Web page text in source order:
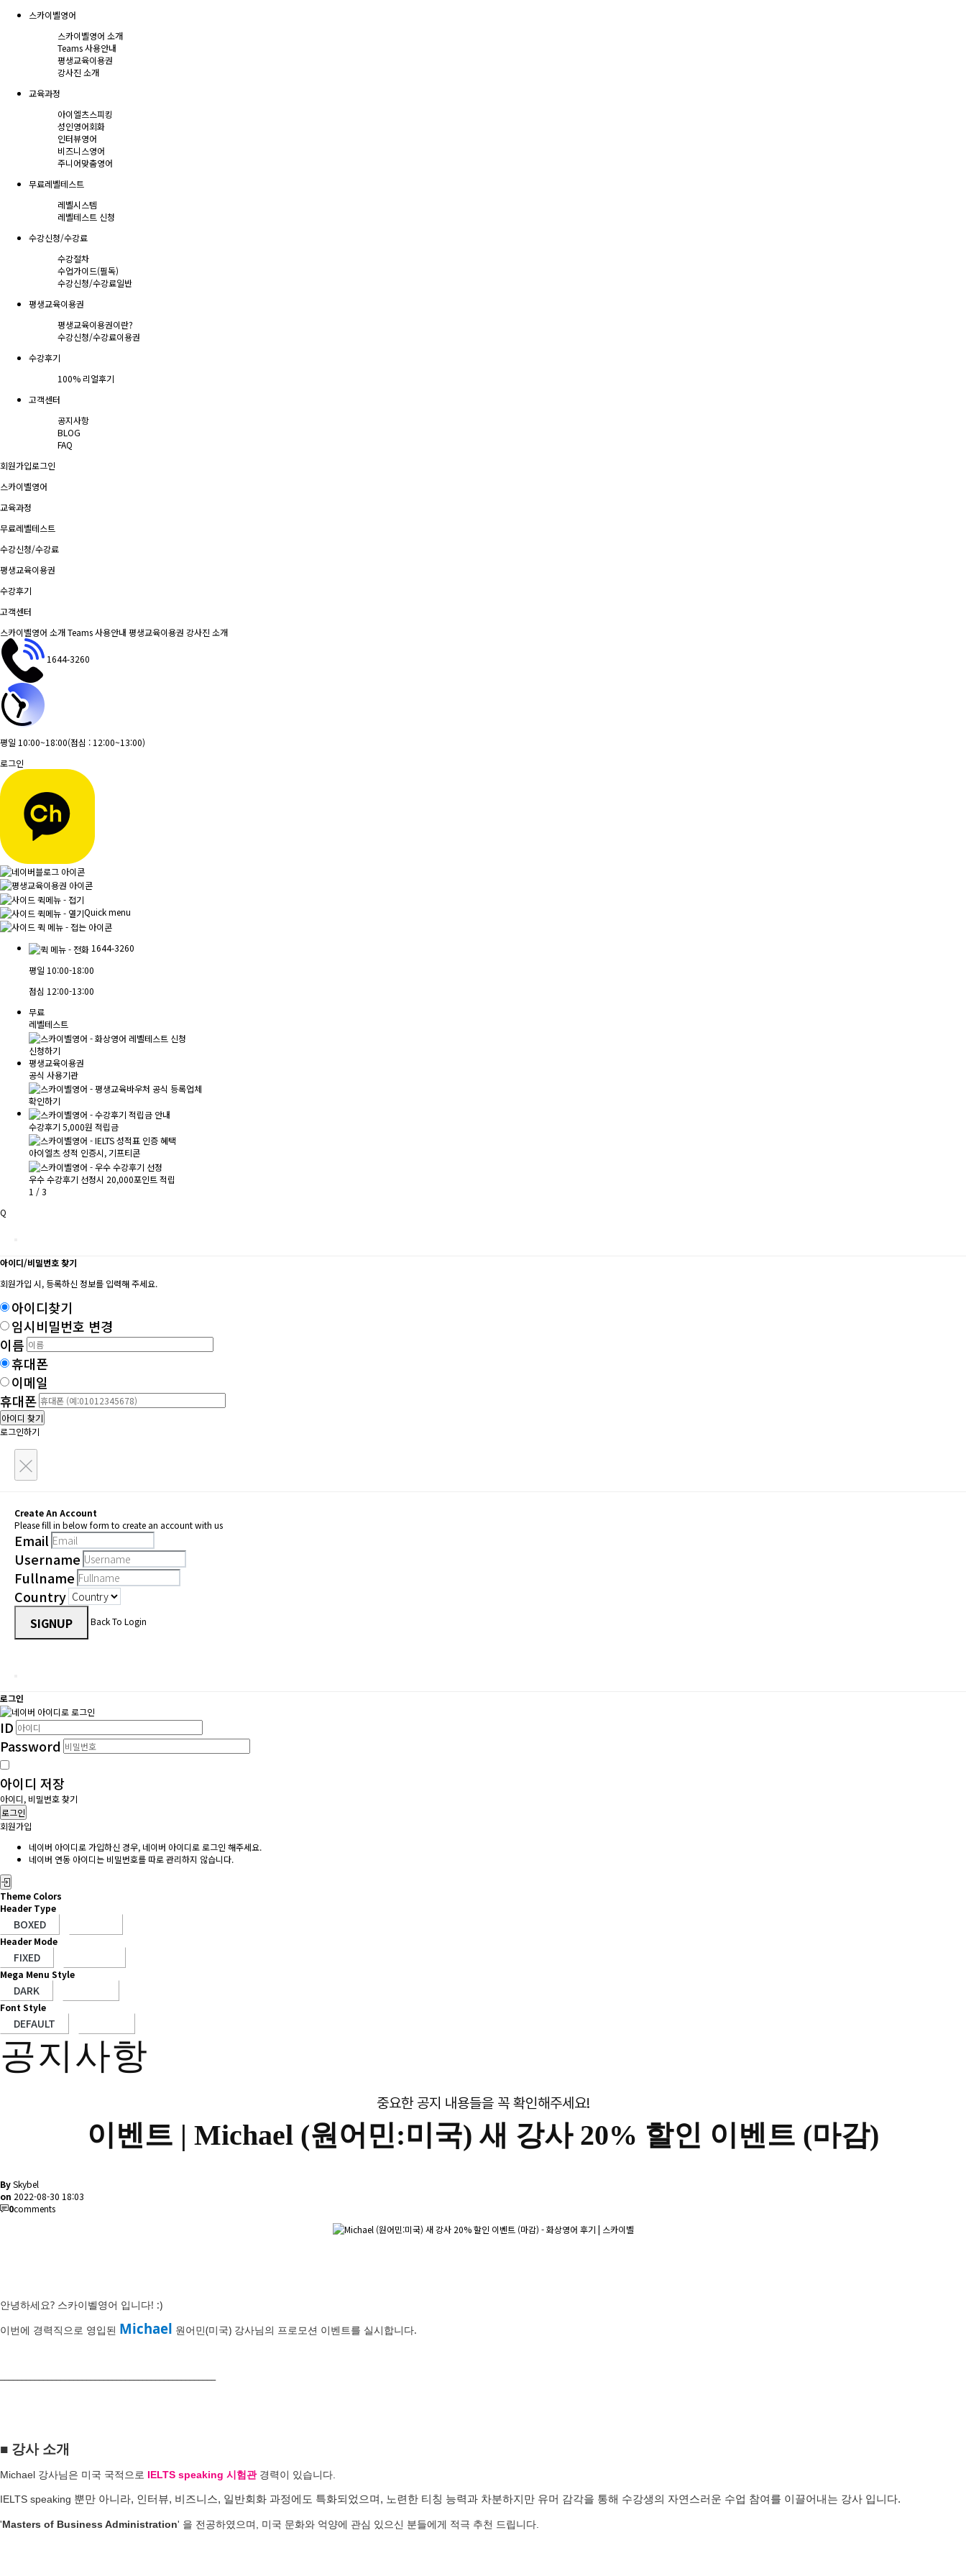
스카이벨영어
스카이벨영어 소개
Teams 사용안내
평생교육이용권
강사진 소개
교육과정
아이엘츠스피킹
성인영어회화
인터뷰영어
비즈니스영어
주니어맞춤영어
무료레벨테스트
레벨시스템
레벨테스트 신청
수강신청/수강료
수강절차
수업가이드(필독)
수강신청/수강료일반
평생교육이용권
평생교육이용권이란?
수강신청/수강료이용권
수강후기
100% 리얼후기
고객센터
공지사항
BLOG
FAQ
회원가입로그인
스카이벨영어
교육과정
무료레벨테스트
수강신청/수강료
평생교육이용권
수강후기
고객센터
스카이벨영어 소개Teams 사용안내 평생교육이용권 강사진 소개
1644-3260
평일 10:00~18:00(점심 : 12:00~13:00)
로그인
Quick menu
1644-3260
평일 10:00-18:00
점심 12:00-13:00
무료
레벨테스트
신청하기
평생교육이용권
공식 사용기관
확인하기
수강후기 5,000원 적립금
아이엘츠 성적 인증시, 기프티콘
우수 수강후기 선정시 20,000포인트 적립
1 /3
Q
아이디/비밀번호 찾기
회원가입 시, 등록하신 정보를 입력해 주세요.
아이디찾기
임시비밀번호 변경
이름
휴대폰
이메일
휴대폰
아이디 찾기
로그인하기
×
Create An Account
Please fill in below form to create an account with us
Email
Username
Fullname
Country
SIGNUP Back To Login
로그인
ID
Password
아이디 저장
아이디, 비밀번호 찾기
로그인
회원가입
네이버 아이디로 가입하신 경우, 네이버 아이디로 로그인 해주세요.
네이버 연동 아이디는 비밀번호를 따로 관리하지 않습니다.
Theme Colors
Header Type
Header Mode
Mega Menu Style
Font Style
공지사항
중요한 공지 내용들을 꼭 확인해주세요!
이벤트 | Michael (원어민:미국) 새 강사 20% 할인 이벤트 (마감)
BySkybel
on 2022-08-30 18:03
0comments
안녕하세요? 스카이벨영어 입니다! :)
이번에 경력직으로 영입된 Michael 원어민(미국) 강사님의 프로모션 이벤트를 실시합니다.
■ 강사 소개
Michael 강사님은 미국 국적으로 IELTS speaking 시험관 경력이 있습니다.
IELTS speaking 뿐만 아니라, 인터뷰, 비즈니스, 일반회화 과정에도 특화되었으며, 노련한 티칭 능력과 차분하지만 유머 감각을 통해 수강생의 자연스러운 수업 참여를 이끌어내는 강사 입니다.
'Masters of Business Administration' 을 전공하였 으며, 미국 문화와 억양에 관심 있으신 분들에게 적극 추천 드립니다.